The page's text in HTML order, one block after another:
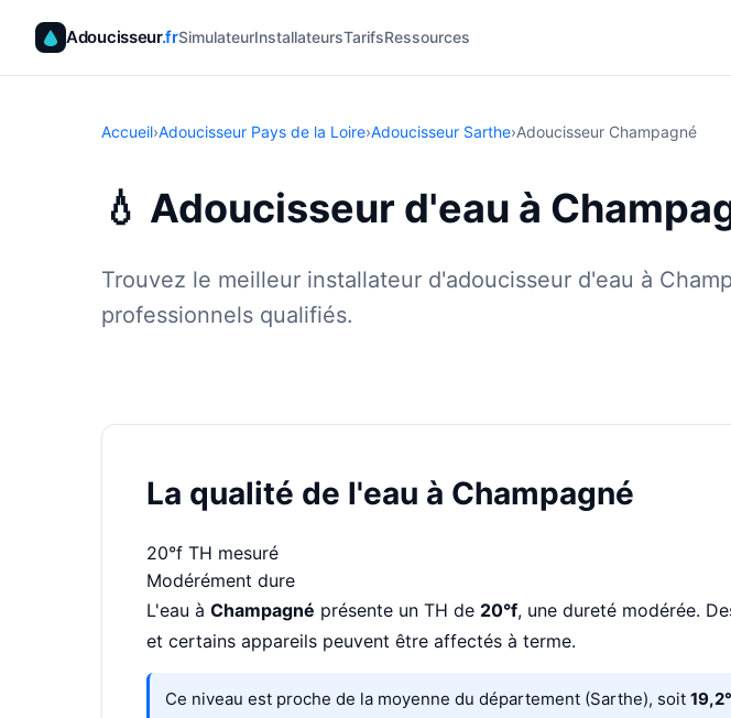
Adoucisseur.frSimulateurInstallateursTarifsRessources
Accueil›Adoucisseur Pays de la Loire›Adoucisseur Sarthe›Adoucisseur Champagné
💧 Adoucisseur d'eau à
Trouvez le meilleur installateur d'adoucisseur d'eau à
professionnels qualifiés.
La qualité de l'eau à Champagné
20°f TH mesuré
Modérément dure
L'eau à Champagné présente un TH de 20°f, une dureté modérée.
et certains appareils peuvent être affectés à terme.
Ce niveau est proche de la moyenne du département (Sarthe), soit